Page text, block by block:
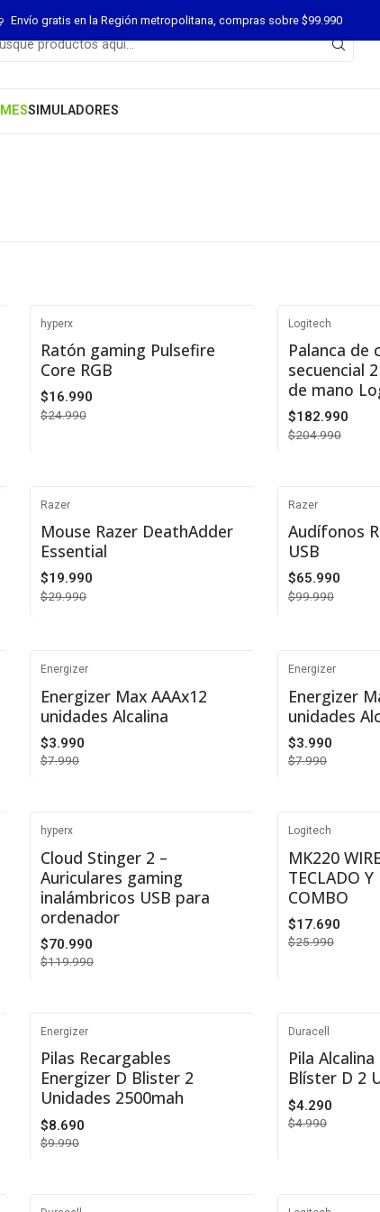
SIMULADORES
Envío gratis en la Región metropolitana, compras sobre $99.990
-32%
hyperx
Ratón gaming Pulsefire
Core RGB
$16.990
$24.990
-11%
Logitech
Palanca de
secuencial
de mano
$182.990
$204.990
-33%
Razer
Mouse Razer DeathAdder
Essential
$19.990
$29.990
-34%
Razer
Audífonos
USB
$65.990
$99.990
-50%
Energizer
Energizer Max AAAx12
unidades Alcalina
$3.990
$7.990
-50%
Energizer
Energizer
unidades
$3.990
$7.990
-41%
Agotado
hyperx
Cloud Stinger 2 –
Auriculares gaming
inalámbricos USB para
ordenador
$70.990
$119.990
-32%
Logitech
MK220
TECLADO Y
COMBO
$17.690
$25.990
-13%
Energizer
Pilas Recargables
Energizer D Blister 2
Unidades 2500mah
$8.690
$9.990
-14%
Duracell
Pila
Blíster D 2
$4.290
$4.990